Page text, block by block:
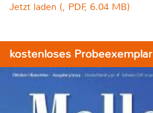
Jetzt laden (, PDF, 6.04 MB)
kostenloses Probeexemplar